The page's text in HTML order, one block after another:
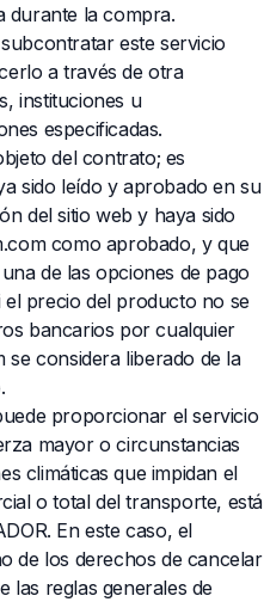
durante la compra.
este servicio
a través de otra
instituciones u
especificadas.
del contrato; es
sido leído y aprobado en su
del sitio web y haya sido
como aprobado, y que
de las opciones de pago
el precio del producto no se
bancarios por cualquier
considera liberado de la
proporcionar el servicio
mayor o circunstancias
climáticas que impidan el
o total del transporte, está
En este caso, el
de los derechos de cancelar
las reglas generales de